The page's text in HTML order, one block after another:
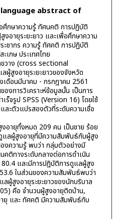
abstract of
กษาความรู้ ทัศนคติ การปฏิบัติ
อายุระยะยาว และเพื่อศึกษาความ
ชากร ความรู้ ทัศคติ การปฏิบัติ
เกษ ประเทศไทย
ขวาง (cross sectional
สูงอายุระยะยาวของจังหวัด
เดือนมีนาคม - กรกฎาคม 2561
งการวิเคราะห์ข้อมูลนั้น เป็นการ
ร็จรูป SPSS (Version 16) โดยใช้
ละตัวแปรสองตัวที่ระดับความเชื่อ
อายุทั้งหมด 209 คน เป็นชาย ร้อย
แลผู้สูงอายุที่มีความสัมพันธ์กับผู้สูง
งความรู้ พบว่า กลุ่มตัวอย่างมี
คติทางระดับกลางต่อการดำเนิน
80.4 และมีการปฏิบัติการดูแลผู้สูง
ในส่วนของความสัมพันธ์พบว่า
ผู้สูงอายุระยะยาวของนักบริบาล
คือ จำนวนผู้สูงอายุติดบ้าน,
และ ทัศคติ มีความสัมพันธ์กับ